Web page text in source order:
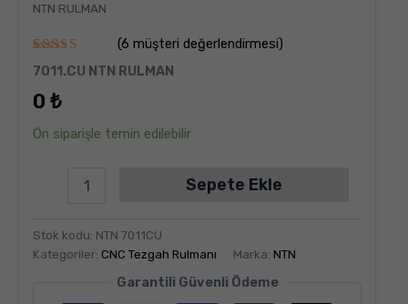
NTN RULMAN
6
müşteri
puanına
5
5.00
puan
aldı
(6 müşteri değerlendirmesi)
7011.CU NTN RULMAN
0 ₺
Ön siparişle temin edilebilir
Sepete Ekle
Stok kodu: NTN 7011CU
Kategoriler: CNC Tezgah Rulmanı Marka: NTN
Garantili Güvenli Ödeme